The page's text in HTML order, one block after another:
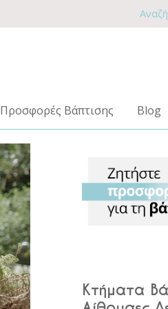
Προσφορές Βάπτισης Blog
Κτήματα